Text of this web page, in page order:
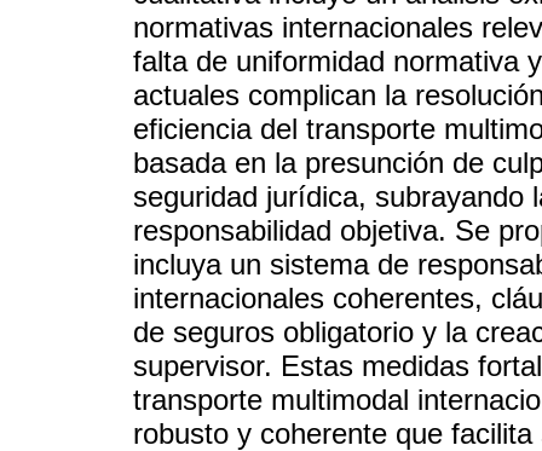
normativas internacionales
falta de uniformidad normativa
actuales complican la
eficiencia del transporte
basada en la presunción de
seguridad jurídica, subrayando
responsabilidad objetiva. Se
incluya un sistema de
internacionales coherentes,
de seguros obligatorio y la
supervisor. Estas medidas
transporte multimodal
robusto y coherente que